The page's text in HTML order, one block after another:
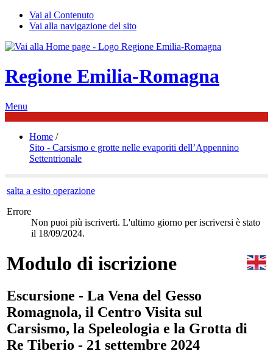
Vai al Contenuto
Vai alla navigazione del sito
Regione Emilia-Romagna
Menu
Home /
Sito - Carsismo e grotte nelle evaporiti dell’Appennino
Settentrionale
salta a esito operazione
Errore
Non puoi più iscriverti. L'ultimo giorno per iscriversi è stato
il 18/09/2024.
Modulo di iscrizione
Escursione - La Vena del Gesso
Romagnola, il Centro Visita sul
Carsismo, la Speleologia e la Grotta di
Re Tiberio - 21 settembre 2024